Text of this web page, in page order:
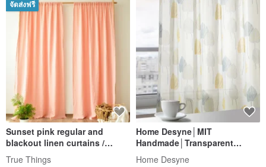
จัดส่งฟรี
Sunset pink regular and
blackout linen curtains /
Custom curtains / 2 panels
True Things
Home Desyne│MIT
Handmade│Transparent
Window Screen
Home Desyne